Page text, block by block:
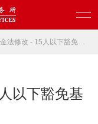
改 - 15人以下豁免基金名存实亡？
以下豁免基